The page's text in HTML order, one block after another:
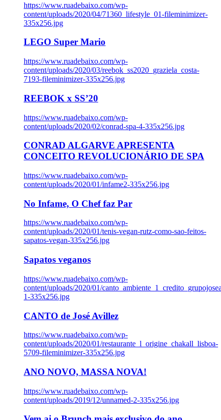
https://www.ruadebaixo.com/wp-
content/uploads/2020/04/71360_lifestyle_01-fileminimizer-
335x256.jpg
LEGO Super Mario
https://www.ruadebaixo.com/wp-
content/uploads/2020/03/reebok_ss2020_graziela_costa-
7193-fileminimizer-335x256.jpg
REEBOK x SS’20
https://www.ruadebaixo.com/wp-
content/uploads/2020/02/conrad-spa-4-335x256.jpg
CONRAD ALGARVE APRESENTA
CONCEITO REVOLUCIONÁRIO DE SPA
https://www.ruadebaixo.com/wp-
content/uploads/2020/01/infame2-335x256.jpg
No Infame, O Chef faz Par
https://www.ruadebaixo.com/wp-
content/uploads/2020/01/tenis-vegan-rutz-como-sao-feitos-
sapatos-vegan-335x256.jpg
Sapatos veganos
https://www.ruadebaixo.com/wp-
content/uploads/2020/01/
1-335x256.jpg
CANTO de José Avillez
https://www.ruadebaixo.com/wp-
content/uploads/2020/01/restaurante_l_origine_chakall_lisboa-
5709-fileminimizer-335x256.jpg
ANO NOVO, MASSA NOVA!
https://www.ruadebaixo.com/wp-
content/uploads/2019/12/unnamed-2-335x256.jpg